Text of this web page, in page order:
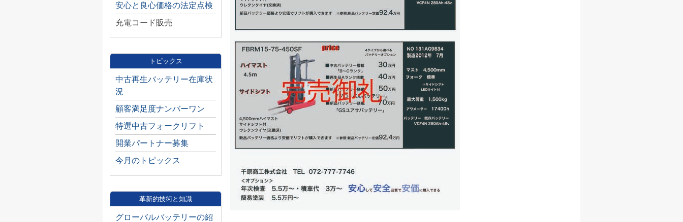
安心と良心価格の法定点検
充電コード販売
トピックス
中古再生バッテリー在庫状
況
顧客満足度ナンバーワン
特選中古フォークリフト
開業パートナー募集
今月のトピックス
革新的技術と知識
グローバルバッテリーの紹